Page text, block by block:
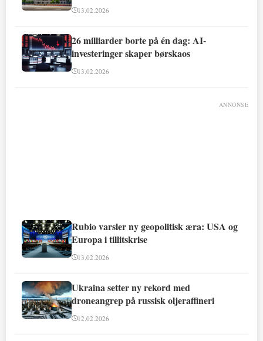
13.02.2026
26 milliarder borte på én dag: AI-
investeringer skaper børskaos
13.02.2026
ANNONSE
Rubio varsler ny geopolitisk æra: USA og
Europa i tillitskrise
13.02.2026
Ukraina setter ny rekord med
droneangrep på russisk oljeraffineri
12.02.2026